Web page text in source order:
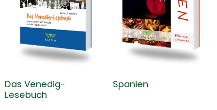
Das Venedig-
Lesebuch
Spanien